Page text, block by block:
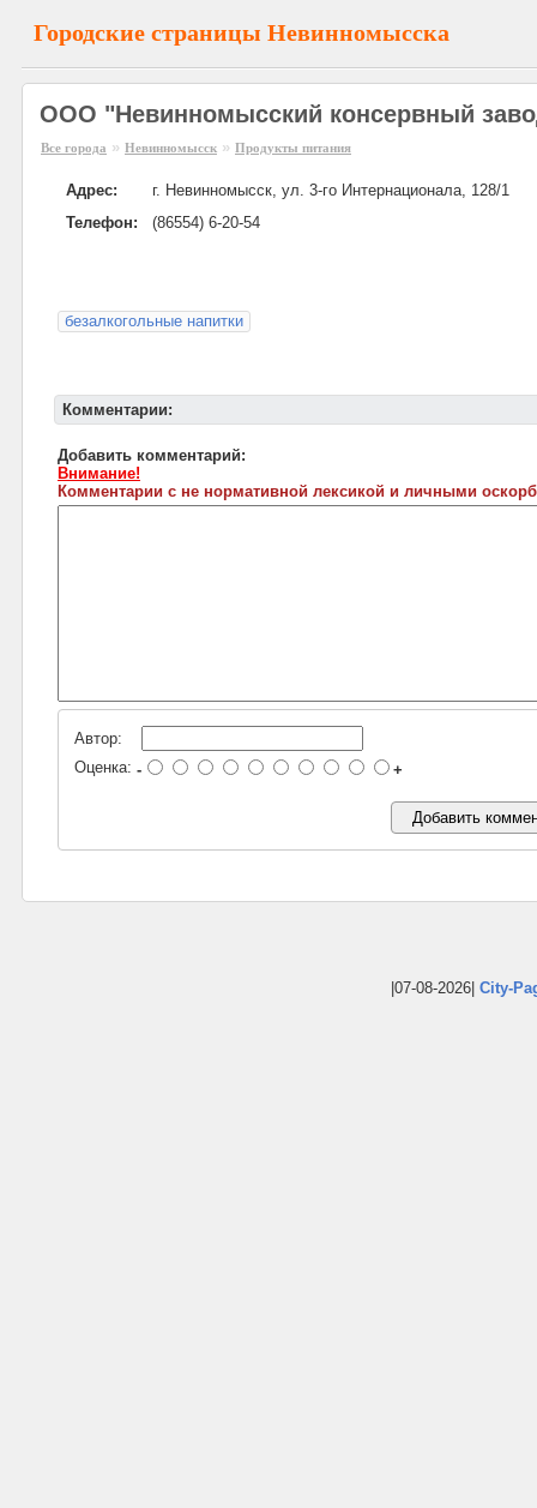
Городские страницы Невинномысска
ООО "Невинномысский консервный
Все города » Невинномысск » Продукты питания
Адрес:
г. Невинномысск, ул. 3-го Интернационала, 128/1
Телефон:
(86554) 6-20-54
безалкогольные напитки
Комментарии:
Добавить комментарий:
Внимание!
Комментарии с не нормативной лексикой и личными
Автор:
Оценка: - +
|07-08-2026| City-